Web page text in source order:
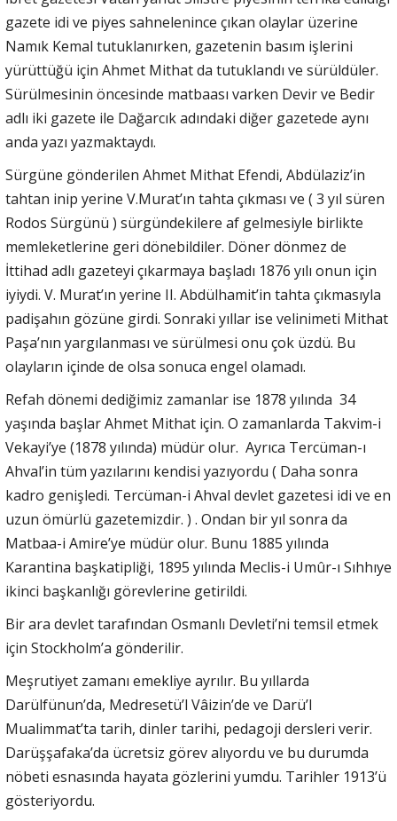
gazete idi ve piyes sahnelenince çıkan olaylar üzerine
Namık Kemal tutuklanırken, gazetenin basım işlerini
yürüttüğü için Ahmet Mithat da tutuklandı ve sürüldüler.
Sürülmesinin öncesinde matbaası varken Devir ve Bedir
adlı iki gazete ile Dağarcık adındaki diğer gazetede aynı
anda yazı yazmaktaydı.
Sürgüne gönderilen Ahmet Mithat Efendi, Abdülaziz’in
tahtan inip yerine V.Murat’ın tahta çıkması ve ( 3 yıl süren
Rodos Sürgünü ) sürgündekilere af gelmesiyle birlikte
memleketlerine geri dönebildiler. Döner dönmez de
İttihad adlı gazeteyi çıkarmaya başladı 1876 yılı onun için
iyiydi. V. Murat’ın yerine II. Abdülhamit’in tahta çıkmasıyla
padişahın gözüne girdi. Sonraki yıllar ise velinimeti Mithat
Paşa’nın yargılanması ve sürülmesi onu çok üzdü. Bu
olayların içinde de olsa sonuca engel olamadı.
Refah dönemi dediğimiz zamanlar ise 1878 yılında 34
yaşında başlar Ahmet Mithat için. O zamanlarda Takvim-i
Vekayi’ye (1878 yılında) müdür olur. Ayrıca Tercüman-ı
Ahval’in tüm yazılarını kendisi yazıyordu ( Daha sonra
kadro genişledi. Tercüman-i Ahval devlet gazetesi idi ve en
uzun ömürlü gazetemizdir. ) . Ondan bir yıl sonra da
Matbaa-i Amire’ye müdür olur. Bunu 1885 yılında
Karantina başkatipliği, 1895 yılında Meclis-i Umûr-ı Sıhhıye
ikinci başkanlığı görevlerine getirildi.
Bir ara devlet tarafından Osmanlı Devleti’ni temsil etmek
için Stockholm’a gönderilir.
Meşrutiyet zamanı emekliye ayrılır. Bu yıllarda
Darülfünun’da, Medresetü’l Vâizin’de ve Darü’l
Mualimmat’ta tarih, dinler tarihi, pedagoji dersleri verir.
Darüşşafaka’da ücretsiz görev alıyordu ve bu durumda
nöbeti esnasında hayata gözlerini yumdu. Tarihler 1913’ü
gösteriyordu.